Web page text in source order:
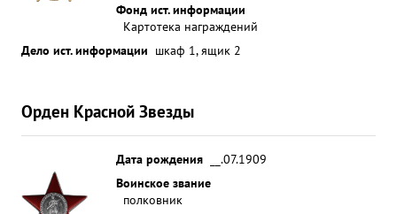
Фонд ист. информации
Картотека награждений
Дело ист. информации шкаф 1, ящик 2
Орден Красной Звезды
Дата рождения
__.07.1909
Воинское звание
полковник